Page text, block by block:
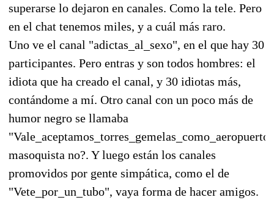
superarse lo dejaron en canales. Como la tele. Pero
en el chat tenemos miles, y a cuál más raro.
Uno ve el canal "adictas_al_sexo", en el que hay 30
participantes. Pero entras y son todos hombres: el
idiota que ha creado el canal, y 30 idiotas más,
contándome a mí. Otro canal con un poco más de
humor negro se llamaba
masoquista no?. Y luego están los canales
promovidos por gente simpática, como el de
"Vete_por_un_tubo", vaya forma de hacer amigos.